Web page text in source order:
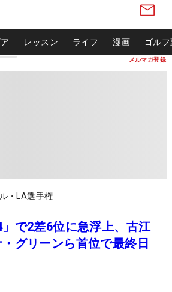
メルマガ登録
レッスン ライフ 漫画 ゴル
・LA選手権
で2差6位に急浮上、古江
グリーンら首位で最終日